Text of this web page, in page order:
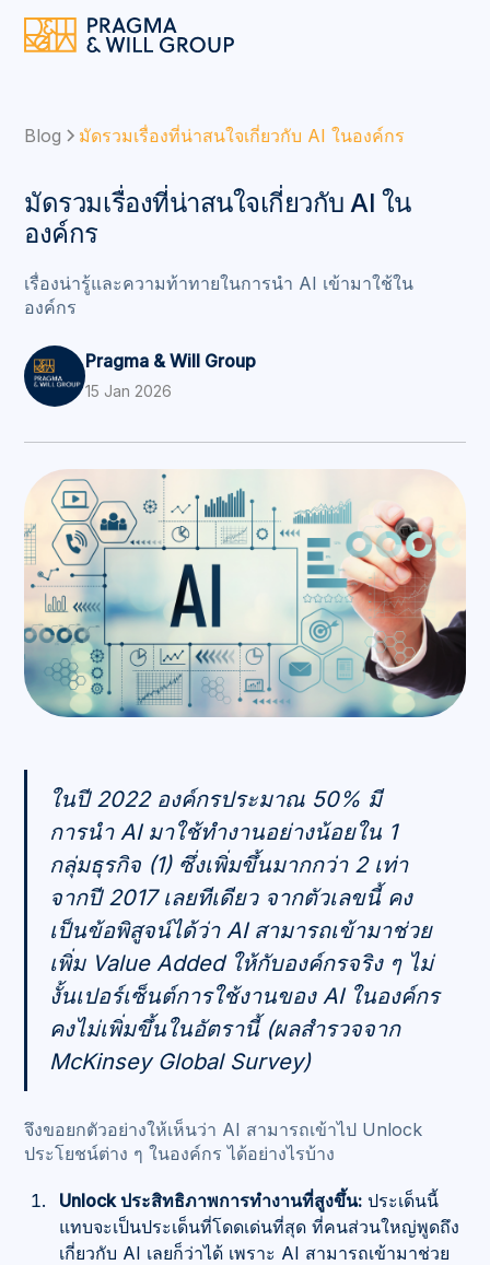
Blog มัดรวมเรื่องที่น่าสนใจเกี่ยวกับ AI ในองค์กร
มัดรวมเรื่องที่น่าสนใจเกี่ยวกับ AI ใน
องค์กร
เรื่องน่ารู้และความท้าทายในการนำ AI เข้ามาใช้ใน
องค์กร
Pragma & Will Group
15 Jan 2026
ในปี 2022 องค์กรประมาณ 50% มี
การนำ AI มาใช้ทำงานอย่างน้อยใน 1
กลุ่มธุรกิจ (1) ซึ่งเพิ่มขึ้นมากกว่า 2 เท่า
จากปี 2017 เลยทีเดียว จากตัวเลขนี้ คง
เป็นข้อพิสูจน์ได้ว่า AI สามารถเข้ามาช่วย
เพิ่ม Value Added ให้กับองค์กรจริง ๆ ไม่
งั้นเปอร์เซ็นต์การใช้งานของ AI ในองค์กร
คงไม่เพิ่มขึ้นในอัตรานี้ (ผลสำรวจจาก
McKinsey Global Survey)
จึงขอยกตัวอย่างให้เห็นว่า AI สามารถเข้าไป Unlock
ประโยชน์ต่าง ๆ ในองค์กร ได้อย่างไรบ้าง
Unlock ประสิทธิภาพการทำงานที่สูงขึ้น: ประเด็นนี้
แทบจะเป็นประเด็นที่โดดเด่นที่สุด ที่คนส่วนใหญ่พูดถึง
เกี่ยวกับ AI เลยก็ว่าได้ เพราะ AI สามารถเข้ามาช่วย